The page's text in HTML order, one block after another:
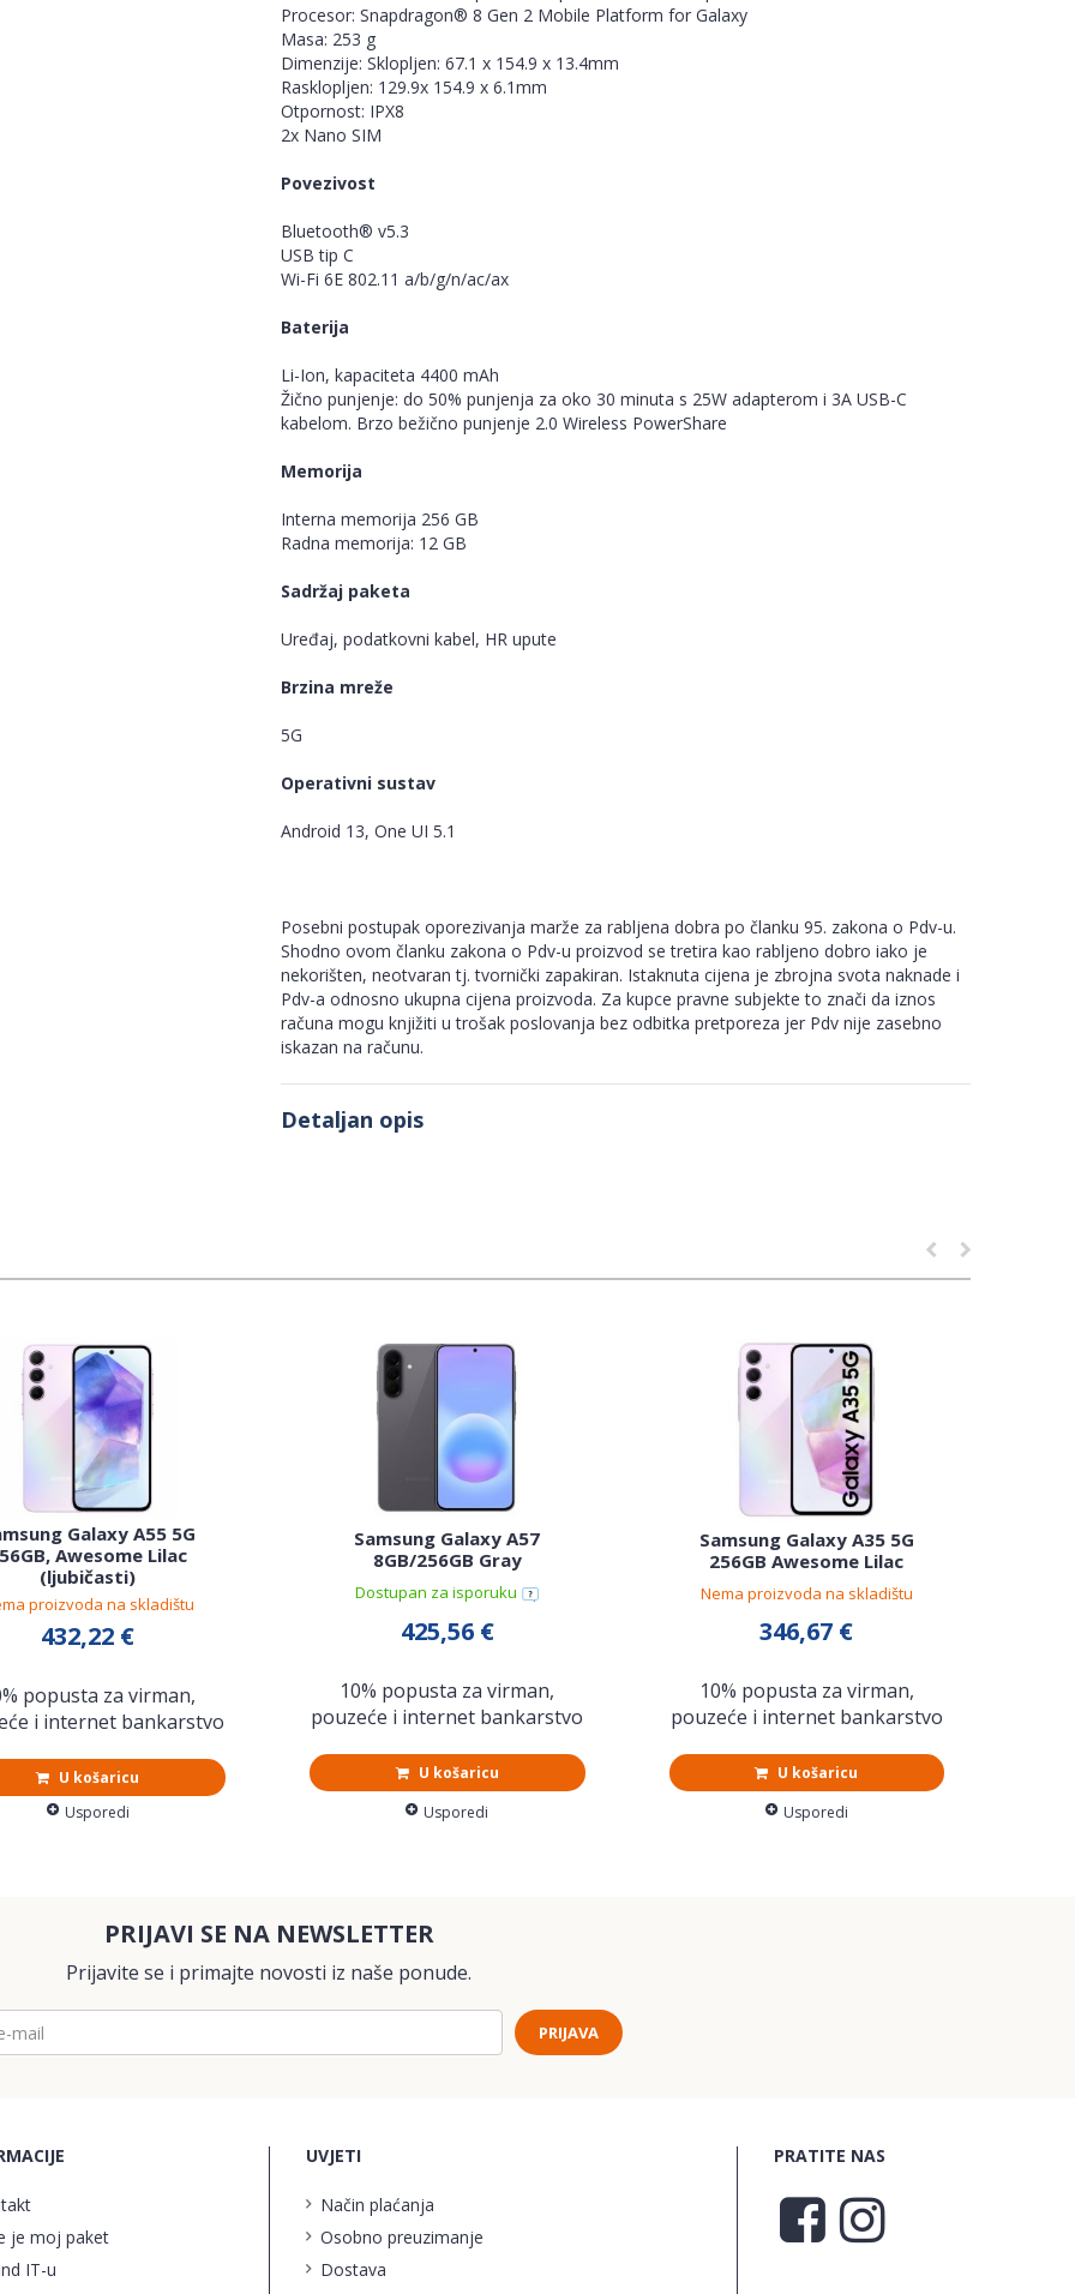
Procesor: Snapdragon® 8 Gen 2 Mobile Platform for Galaxy
Masa: 253 g
Dimenzije: Sklopljen: 67.1 x 154.9 x 13.4mm
Rasklopljen: 129.9x 154.9 x 6.1mm
Otpornost: IPX8
2x Nano SIM
Povezivost
Bluetooth® v5.3
USB tip C
Wi-Fi 6E 802.11 a/b/g/n/ac/ax
Baterija
Li-Ion, kapaciteta 4400 mAh
Žično punjenje: do 50% punjenja za oko 30 minuta s 25W adapterom i 3A USB-C
kabelom. Brzo bežično punjenje 2.0 Wireless PowerShare
Memorija
Interna memorija 256 GB
Radna memorija: 12 GB
Sadržaj paketa
Uređaj, podatkovni kabel, HR upute
Brzina mreže
5G
Operativni sustav
Android 13, One UI 5.1
Posebni postupak oporezivanja marže za rabljena dobra po članku 95. zakona o Pdv-u.
Shodno ovom članku zakona o Pdv-u proizvod se tretira kao rabljeno dobro iako je
nekorišten, neotvaran tj. tvornički zapakiran. Istaknuta cijena je zbrojna svota naknade i
Pdv-a odnosno ukupna cijena proizvoda. Za kupce pravne subjekte to znači da iznos
računa mogu knjižiti u trošak poslovanja bez odbitka pretporeza jer Pdv nije zasebno
iskazan na računu.
Detaljan opis
Galaxy A55 5G
Awesome Lilac
(ljubičasti)
proizvoda na skladištu
432,22 €
popusta za virman,
i internet bankarstvo
U košaricu
Usporedi
Samsung Galaxy A57
8GB/256GB Gray
Dostupan za isporuku
425,56 €
10% popusta za virman,
pouzeće i internet bankarstvo
U košaricu
Usporedi
Samsung Galaxy A35 5G
256GB Awesome Lilac
Nema proizvoda na skladištu
346,67 €
10% popusta za virman,
pouzeće i internet bankarstvo
U košaricu
Usporedi
PRIJAVI SE NA NEWSLETTER
Prijavite se i primajte novosti iz naše ponude.
PRIJAVA
je moj paket
IT-u
UVJETI
Način plaćanja
Osobno preuzimanje
Dostava
PRATITE NAS